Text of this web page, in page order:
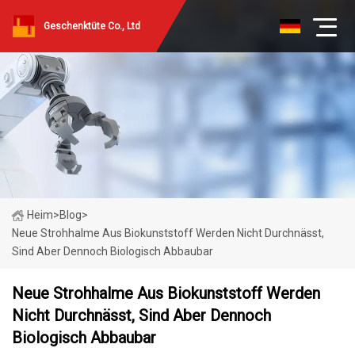
Geschenktüte Co., Ltd
Heim>Blog>
Neue Strohhalme Aus Biokunststoff Werden Nicht Durchnässt,
Sind Aber Dennoch Biologisch Abbaubar
Neue Strohhalme Aus Biokunststoff Werden
Nicht Durchnässt, Sind Aber Dennoch
Biologisch Abbaubar